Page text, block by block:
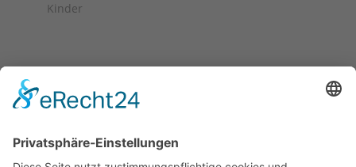
Kinder
Stiftung
Fördermittel für die Jugend- und Altenhilfe sowie für